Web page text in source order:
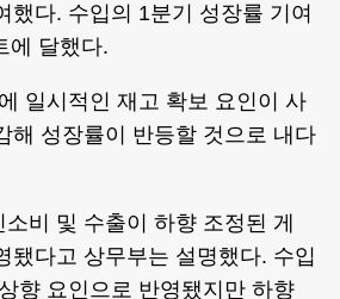
했다. 수입의 1분기 성장률 기여
에 달했다.
일시적인 재고 확보 요인이 사
해 성장률이 반등할 것으로 내다
비 및 수출이 하향 조정된 게
됐다고 상무부는 설명했다. 수입
향 요인으로 반영됐지만 하향